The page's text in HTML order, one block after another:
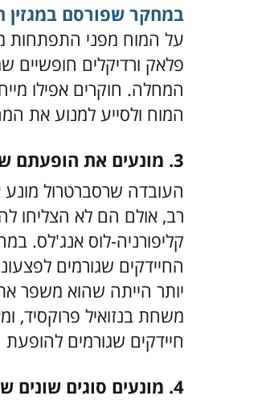
במחקר שפורסם במגזין
על המוח מפני התפתחות
פלאק ורדיקלים חופשיים
המחלה. חוקרים אפילו
המוח ולסייע למנוע את
3. מונעים את הופעתם של פצעונים
העובדה שרסברטרול
רב, אולם הם לא הצליחו
קליפורניה-לוס אנג'לס.
יותר הייתה שהוא משפר
משחת בנזואיל פרוקסיד,
חיידקים שגורמים
4. מונעים סוגים שונים של סרטן